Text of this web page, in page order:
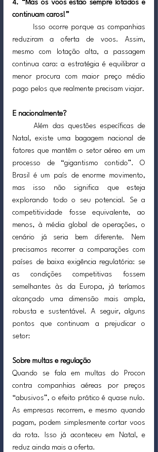
4. “Mas os voos estão sempre lotados e
continuam caros!”
reduziram a oferta de voos. Assim,
mesmo com lotação alta, a passagem
continua cara: a estratégia é equilibrar a
menor procura com maior preço médio
pago pelos que realmente precisam viajar.
E nacionalmente?
	Além das questões específicas de
Natal, existe uma bagagem nacional de
fatores que mantêm o setor aéreo em um
processo de “gigantismo contido”. O
Brasil é um país de enorme movimento,
mas isso não significa que esteja
explorando todo o seu potencial. Se a
competitividade fosse equivalente, ao
menos, à média global de operações, o
cenário já seria bem diferente. Nem
precisamos recorrer a comparações com
países de baixa exigência regulatória: se
as condições competitivas fossem
semelhantes às da Europa, já teríamos
alcançado uma dimensão mais ampla,
robusta e sustentável. A seguir, alguns
pontos que continuam a prejudicar o
setor:
Sobre multas e regulação
Quando se fala em multas do Procon
contra companhias aéreas por preços
“abusivos”, o efeito prático é quase nulo.
As empresas recorrem, e mesmo quando
pagam, podem simplesmente cortar voos
da rota. Isso já aconteceu em Natal, e
reduz ainda mais a oferta.